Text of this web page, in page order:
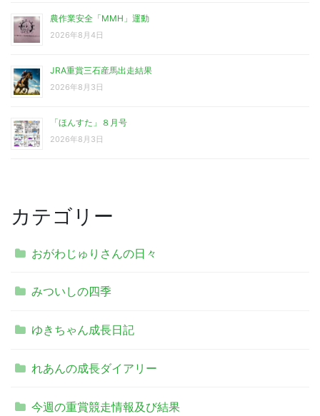
農作業安全「MMH」運動
2026年8月4日
JRA重賞三石産馬出走結果
2026年8月3日
「ほんすた」８月号
2026年8月3日
カテゴリー
おがわじゅりさんの日々
みついしの四季
ゆきちゃん成長日記
れあんの成長ダイアリー
今週の重賞競走情報及び結果